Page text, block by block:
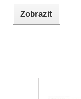
Zobrazit